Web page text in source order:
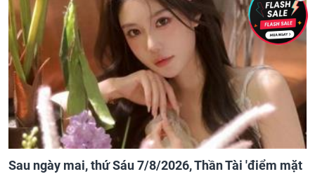
Sau ngày mai, thứ Sáu 7/8/2026, Thần Tài 'điểm mặt